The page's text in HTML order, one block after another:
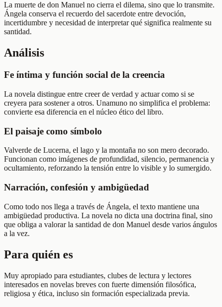
La muerte de don Manuel no cierra el dilema, sino que lo transmite.
Ángela conserva el recuerdo del sacerdote entre devoción,
incertidumbre y necesidad de interpretar qué significa realmente su
santidad.
Análisis
Fe íntima y función social de la creencia
La novela distingue entre creer de verdad y actuar como si se
creyera para sostener a otros. Unamuno no simplifica el problema:
convierte esa diferencia en el núcleo ético del libro.
El paisaje como símbolo
Valverde de Lucerna, el lago y la montaña no son mero decorado.
Funcionan como imágenes de profundidad, silencio, permanencia y
ocultamiento, reforzando la tensión entre lo visible y lo sumergido.
Narración, confesión y ambigüedad
Como todo nos llega a través de Ángela, el texto mantiene una
ambigüedad productiva. La novela no dicta una doctrina final, sino
que obliga a valorar la santidad de don Manuel desde varios ángulos
a la vez.
Para quién es
Muy apropiado para estudiantes, clubes de lectura y lectores
interesados en novelas breves con fuerte dimensión filosófica,
religiosa y ética, incluso sin formación especializada previa.